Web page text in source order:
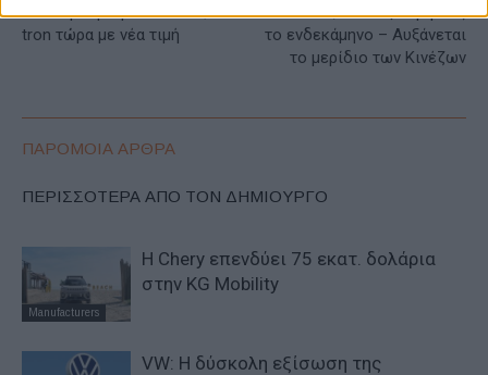
Το αναβαθμισμένο Audi Q6 e-
tron τώρα με νέα τιμή
ΕΕ: Στο +1,4 οι ταξινομήσεις
το ενδεκάμηνο – Αυξάνεται
το μερίδιο των Κινέζων
ΠΑΡΟΜΟΙΑ ΑΡΘΡΑ
ΠΕΡΙΣΣΟΤΕΡΑ ΑΠΟ ΤΟΝ ΔΗΜΙΟΥΡΓΟ
Manufacturers
Η Chery επενδύει 75 εκατ. δολάρια
στην KG Mobility
VW: Η δύσκολη εξίσωση της